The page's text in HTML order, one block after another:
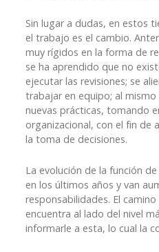
Sin lugar a dudas, en estos
el trabajo es el cambio.
muy rígidos en la forma de
se ha aprendido que no
ejecutar las revisiones; se
trabajar en equipo; al
nuevas prácticas, tomando
organizacional, con el fin de
la toma de decisiones.
La evolución de la función
en los últimos años y van
responsabilidades. El
encuentra al lado del nivel
informarle a esta, lo cual la